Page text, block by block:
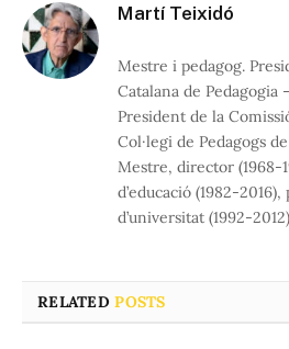
Martí Teixidó
Mestre i pedagog.
Catalana de Pedagogia
President de la
Col·legi de Pedagogs
Mestre, director (1968-
d’educació (1982-
d’universitat (1992-
RELATEDPOSTS